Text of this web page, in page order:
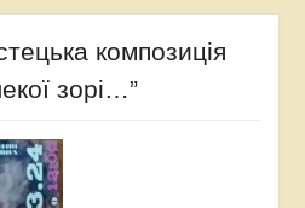
композиція
зорі…”